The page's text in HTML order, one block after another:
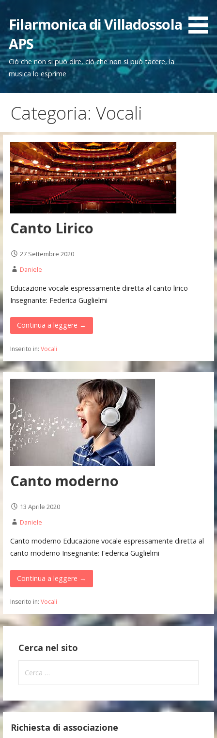
contenuto
Filarmonica di Villadossola
APS
Ciò che non si può dire, ciò che non si può tacere, la
musica lo esprime
Categoria: Vocali
Canto Lirico
27 Settembre 2020
Daniele
Educazione vocale espressamente diretta al canto lirico
Insegnante: Federica Guglielmi
Continua a leggere →
Inserito in: Vocali
Canto moderno
13 Aprile 2020
Daniele
Canto moderno Educazione vocale espressamente diretta al
canto moderno Insegnante: Federica Guglielmi
Continua a leggere →
Inserito in: Vocali
Cerca nel sito
per:
Richiesta di associazione